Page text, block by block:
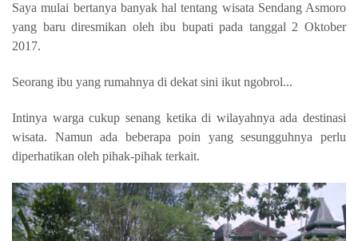
Saya mulai bertanya banyak hal tentang wisata Sendang Asmoro
yang baru diresmikan oleh ibu bupati pada tanggal 2 Oktober
2017.
Seorang ibu yang rumahnya di dekat sini ikut ngobrol...
Intinya warga cukup senang ketika di wilayahnya ada destinasi
wisata. Namun ada beberapa poin yang sesungguhnya perlu
diperhatikan oleh pihak-pihak terkait.